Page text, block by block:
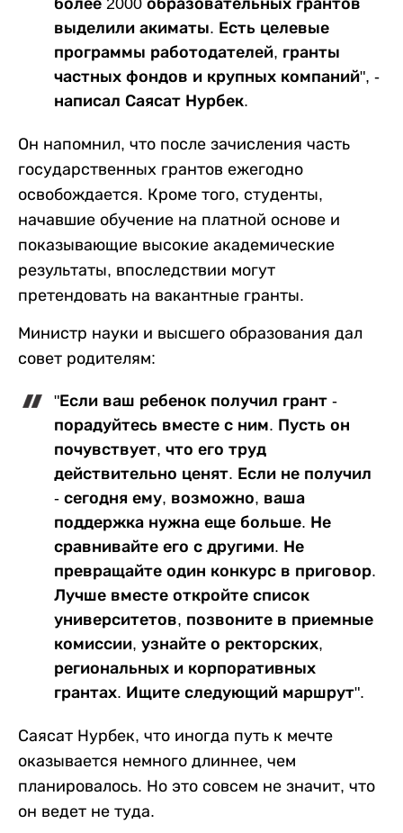
более 2000 образовательных грантов
выделили акиматы. Есть целевые
программы работодателей, гранты
частных фондов и крупных компаний", -
написал Саясат Нурбек.
Он напомнил, что после зачисления часть
государственных грантов ежегодно
освобождается. Кроме того, студенты,
начавшие обучение на платной основе и
показывающие высокие академические
результаты, впоследствии могут
претендовать на вакантные гранты.
Министр науки и высшего образования дал
совет родителям:
"Если ваш ребенок получил грант -
порадуйтесь вместе с ним. Пусть он
почувствует, что его труд
действительно ценят. Если не получил
- сегодня ему, возможно, ваша
поддержка нужна еще больше. Не
сравнивайте его с другими. Не
превращайте один конкурс в приговор.
Лучше вместе откройте список
университетов, позвоните в приемные
комиссии, узнайте о ректорских,
региональных и корпоративных
грантах. Ищите следующий маршрут".
Саясат Нурбек, что иногда путь к мечте
оказывается немного длиннее, чем
планировалось. Но это совсем не значит, что
он ведет не туда.